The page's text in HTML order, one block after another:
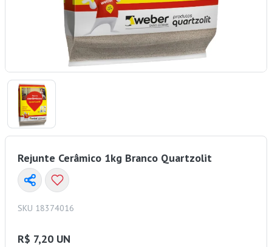
Rejunte Cerâmico 1kg Branco Quartzolit
SKU 18374016
R$ 7,20 UN